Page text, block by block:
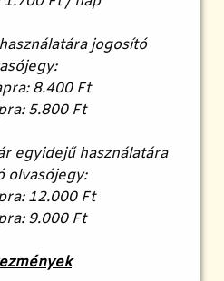
jogosító
8.400 Ft
5.800 Ft
egyidejű használatára
olvasójegy:
12.000 Ft
9.000 Ft